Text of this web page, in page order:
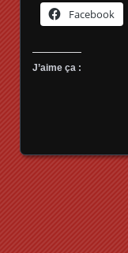
Facebook
J’aime ça :